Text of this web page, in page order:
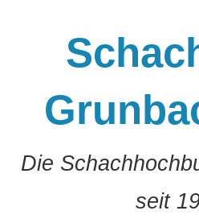
Die
seit